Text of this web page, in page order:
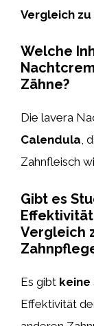
Vergleich
Welche
Zähne?
Die lavera
Calendula,
Zahnfleisch
Gibt es
Vergleich
Es gibt keine
Effektivität